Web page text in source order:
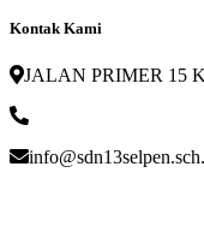
Kontak Kami
JALAN PRIMER 15